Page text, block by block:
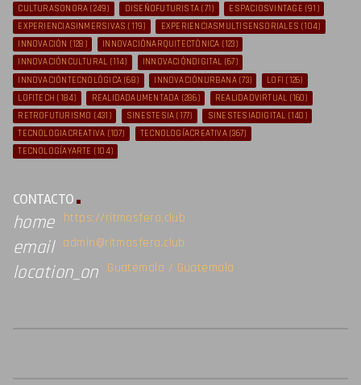
CULTURASONORA (249) DISEÑOFUTURISTA (71) ESPACIOSVINTAGE (91)
EXPERIENCIASINMERSIVAS (119) EXPERIENCIASMULTISENSORIALES (104)
INNOVACIÓN (128) INNOVACIÓNARQUITECTÓNICA (123)
INNOVACIÓNCULTURAL (114) INNOVACIÓNDIGITAL (67)
INNOVACIÓNTECNOLÓGICA (68) INNOVACIÓNURBANA(73) LOFI (126)
LOFITECH (184) REALIDADAUMENTADA (286) REALIDADVIRTUAL (160)
RETROFUTURISMO (431) SINESTESIA (177) SINESTESIADIGITAL (140)
TECNOLOGIACREATIVA (107) TECNOLOGÍACREATIVA(367)
TECNOLOGÍAYARTE (104)
CONTACTO
home https://ritmosfera.club
email admin@ritmosfera.club
location_on Guatemala / Guatemala